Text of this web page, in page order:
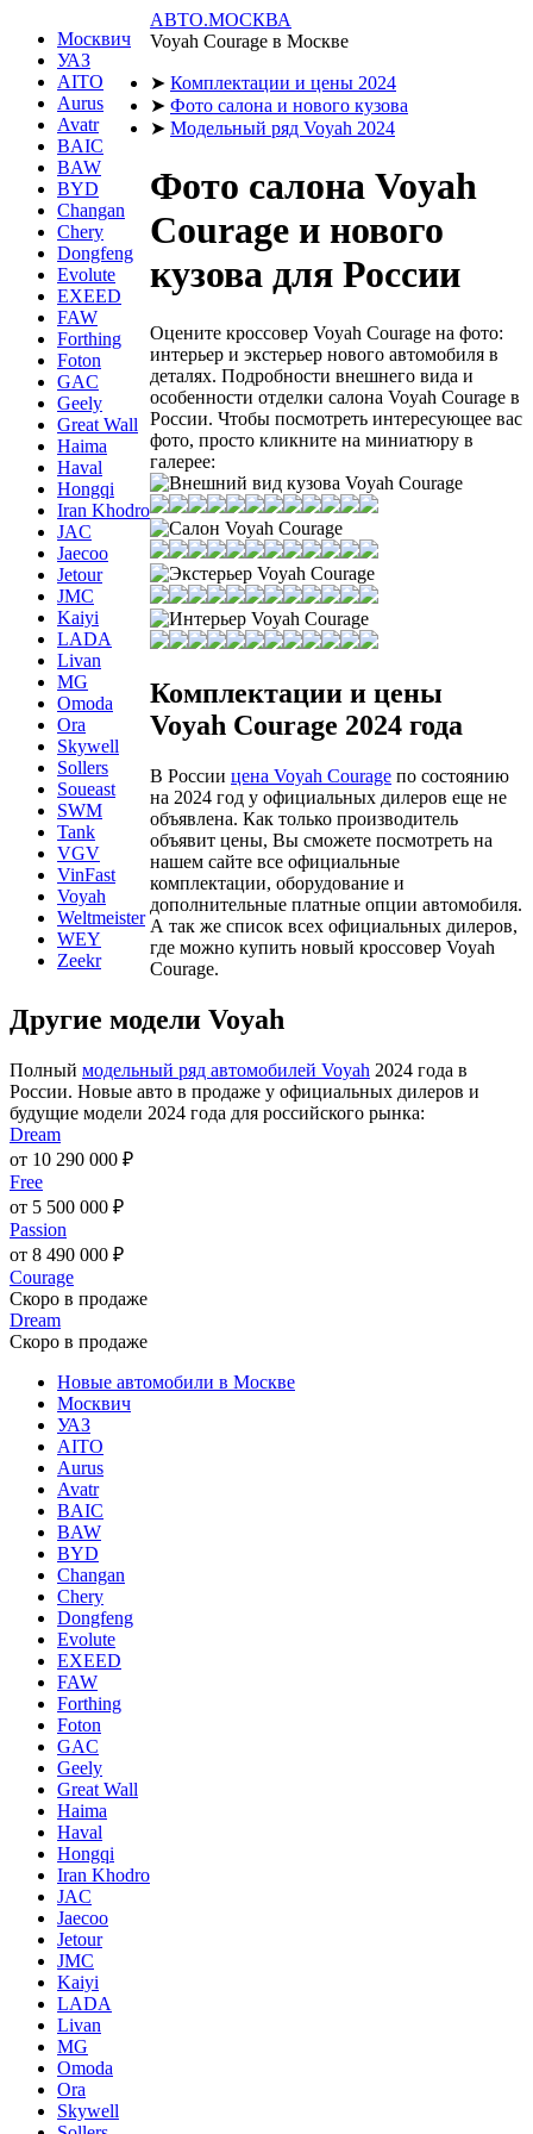
Москвич
УАЗ
AITO
Aurus
Avatr
BAIC
BAW
BYD
Changan
Chery
Dongfeng
Evolute
EXEED
FAW
Forthing
Foton
GAC
Geely
Great Wall
Haima
Haval
Hongqi
Iran Khodro
JAC
Jaecoo
Jetour
JMC
Kaiyi
LADA
Livan
MG
Omoda
Ora
Skywell
Sollers
Soueast
SWM
Tank
VGV
VinFast
Voyah
Weltmeister
WEY
Zeekr
АВТО.МОСКВА
Voyah Courage в Москве
➤ Комплектации и цены 2024
➤ Фото салона и нового кузова
➤ Модельный ряд Voyah 2024
Фото салона Voyah
Courage и нового
кузова для России
Оцените кроссовер Voyah Courage на фото:
интерьер и экстерьер нового автомобиля в
деталях. Подробности внешнего вида и
особенности отделки салона Voyah Courage в
России. Чтобы посмотреть интересующее вас
фото, просто кликните на миниатюру в
галерее:
Комплектации и цены
Voyah Courage 2024 года
В России цена Voyah Courage по состоянию
на 2024 год у официальных дилеров еще не
объявлена. Как только производитель
объявит цены, Вы сможете посмотреть на
нашем сайте все официальные
комплектации, оборудование и
дополнительные платные опции автомобиля.
А так же список всех официальных дилеров,
где можно купить новый кроссовер Voyah
Courage.
Другие модели Voyah
Полный модельный ряд автомобилей Voyah 2024 года в
России. Новые авто в продаже у официальных дилеров и
будущие модели 2024 года для российского рынка:
Dream
от 10 290 000 ₽
Free
от 5 500 000 ₽
Passion
от 8 490 000 ₽
Courage
Скоро в продаже
Dream
Скоро в продаже
Новые автомобили в Москве
Москвич
УАЗ
AITO
Aurus
Avatr
BAIC
BAW
BYD
Changan
Chery
Dongfeng
Evolute
EXEED
FAW
Forthing
Foton
GAC
Geely
Great Wall
Haima
Haval
Hongqi
Iran Khodro
JAC
Jaecoo
Jetour
JMC
Kaiyi
LADA
Livan
MG
Omoda
Ora
Skywell